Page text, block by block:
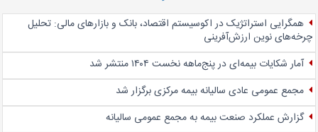
همگرایی استراتژیک در اکوسیستم اقتصاد، بانک و بازارهای مالی: تحلیل
چرخه‌های نوین ارزش‌آفرینی
آمار شکایات بیمه‌ای در پنج‌‌ماهه نخست ۱۴۰۴ منتشر شد
مجمع عمومی عادی سالیانه بیمه مرکزی برگزار شد
گزارش عملکرد صنعت بیمه به مجمع عمومی سالیانه